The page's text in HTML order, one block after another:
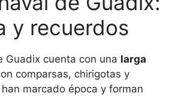
y recuerdos
Guadix cuenta con una larga
comparsas, chirigotas y
marcado época y forman